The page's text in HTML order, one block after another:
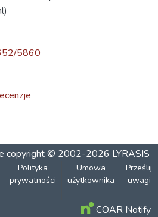
5860
copyright © 2002-2026 LYRASIS
Polityka
prywatności
Umowa
użytkownika
Prześlij
uwagi
COAR Notify